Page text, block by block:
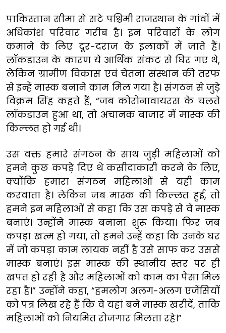
पाकिस्तान सीमा से सटे पश्चिमी राजस्थान के गांवों में
अधिकांश परिवार गरीब है। इन परिवारों के लोग
कमाने के लिए दूर-दराज के इलाकों में जाते हैं।
लॉकडाउन के कारण ये आर्थिक संकट से घिर गए थे,
लेकिन ग्रामीण विकास एवं चेतना संस्थान की तरफ
से इन्हें मास्क बनाने काम मिल गया है। संगठन से जुड़े
विक्रम सिंह कहते हैं, “जब कोरोनावायरस के चलते
लॉकडाउन हुआ था, तो अचानक बाजार में मास्क की
किल्लत हो गई थी।
उस वक्त हमारे संगठन के साथ जुड़ी महिलाओं को
हमने कुछ कपड़े दिए थे कसीदाकारी करने के लिए,
क्योंकि हमारा संगठन महिलाओं से यही काम
करवाता है। लेकिन जब मास्क की किल्लत हुई, तो
हमने इन महिलाओं से कहा कि उस कपड़े से वे मास्क
बनाएं। उन्होंने मास्क बनाना शुरू किया। फिर जब
कपड़ा खत्म हो गया, तो हमने उन्हें कहा कि उनके घर
में जो कपड़ा काम लायक नहीं है उसे साफ कर उससे
मास्क बनाएं। इस मास्क की स्थानीय स्तर पर ही
खपत हो रही है और महिलाओं को काम का पैसा मिल
रहा है।” उन्होंने कहा, “हमलोग अलग-अलग एजेंसियों
को पत्र लिख रहे हैं कि वे यहां बने मास्क खरीदें, ताकि
महिलाओं को नियमित रोजगार मिलता रहे।”